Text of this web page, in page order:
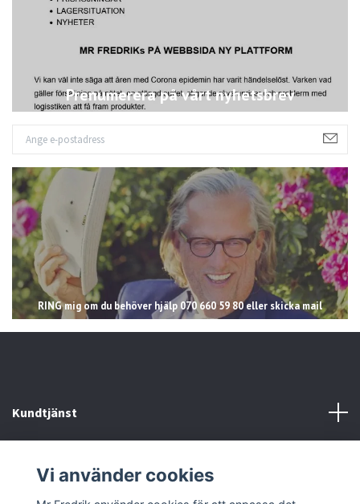
Prenumerera på vårt nyhetsbrev
RING mig om du behöver hjälp 070 660 59 80 eller skicka mail
Kundtjänst
Vi använder cookies